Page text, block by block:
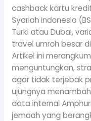
cashback kartu
Syariah Indonesia
Turki atau Dubai,
travel umroh besar
Artikel ini
menguntungkan,
agar tidak terjebak
ujungnya
data internal
jemaah yang